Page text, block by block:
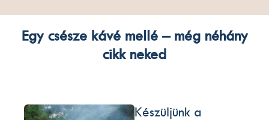
Egy csésze kávé mellé – még néhány
cikk neked
Készüljünk a